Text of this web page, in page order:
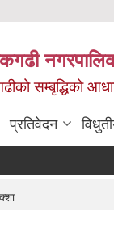
सम्बृद्धिको
प्रतिवेदन